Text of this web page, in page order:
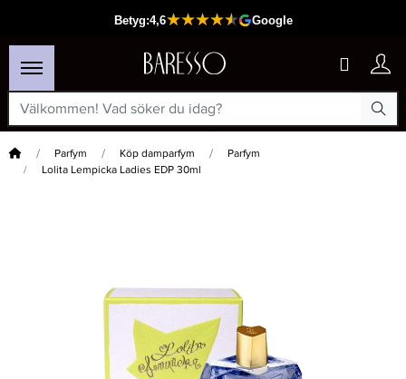
Hem Parfym Köp damparfym
Parfym
Lolita Lempicka Ladies EDP 30ml